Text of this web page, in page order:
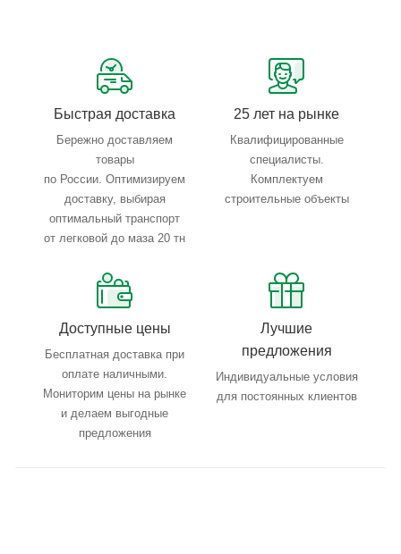
Тройной весовой контроль: въезд, погрузка, выезд
Быстрая доставка
Бережно доставляем
товары
по России. Оптимизируем
доставку, выбирая
оптимальный транспорт
от легковой до маза 20 тн
25 лет на рынке
Квалифицированные
специалисты.
Комплектуем
строительные объекты
Доступные цены
Бесплатная доставка при
оплате наличными.
Мониторим цены на рынке
и делаем выгодные
предложения
Лучшие
предложения
Индивидуальные условия
для постоянных клиентов